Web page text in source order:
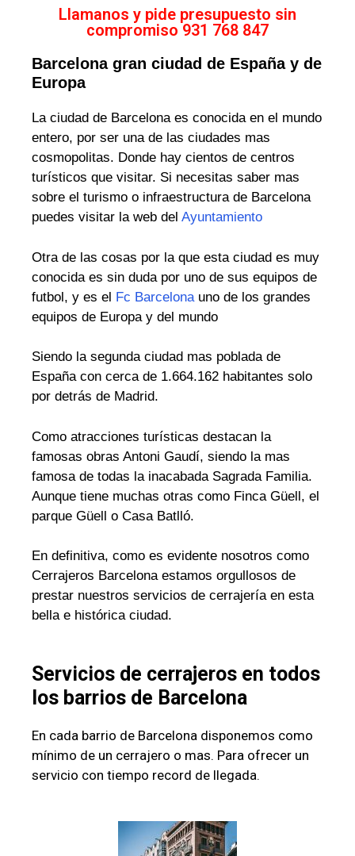
Llamanos y pide presupuesto sin
compromiso 931 768 847
Barcelona gran ciudad de España y de
Europa
La ciudad de Barcelona es conocida en el mundo
entero, por ser una de las ciudades mas
cosmopolitas. Donde hay cientos de centros
turísticos que visitar. Si necesitas saber mas
sobre el turismo o infraestructura de Barcelona
puedes visitar la web del Ayuntamiento
Otra de las cosas por la que esta ciudad es muy
conocida es sin duda por uno de sus equipos de
futbol, y es el Fc Barcelonauno de los grandes
equipos de Europa y del mundo
Siendo la segunda ciudad mas poblada de
España con cerca de 1.664.162 habitantes solo
por detrás de Madrid.
Como atracciones turísticas destacan la
famosas obras Antoni Gaudí, siendo la mas
famosa de todas la inacabada Sagrada Familia.
Aunque tiene muchas otras como Finca Güell, el
parque Güell o Casa Batlló.
En definitiva, como es evidente nosotros como
Cerrajeros Barcelona estamos orgullosos de
prestar nuestros servicios de cerrajería en esta
bella e histórica ciudad.
Servicios de cerrajeros en todos
los barrios de Barcelona
En cada barrio de Barcelona disponemos como
mínimo de un cerrajero o mas. Para ofrecer un
servicio con tiempo record de llegada.